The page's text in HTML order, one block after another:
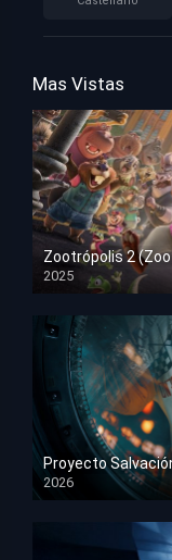
Mas Vistas
Zootrópolis 2
2025
HD 1080p
Proyecto
2026
HD 1080p